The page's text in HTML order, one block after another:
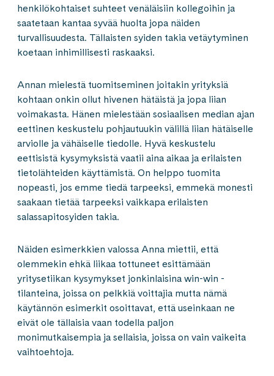
henkilökohtaiset suhteet venäläisiin kollegoihin ja
saatetaan kantaa syvää huolta jopa näiden
turvallisuudesta. Tällaisten syiden takia vetäytyminen
koetaan inhimillisesti raskaaksi.
Annan mielestä tuomitseminen joitakin yrityksiä
kohtaan onkin ollut hivenen hätäistä ja jopa liian
voimakasta. Hänen mielestään sosiaalisen median ajan
eettinen keskustelu pohjautuukin välillä liian hätäiselle
arviolle ja vähäiselle tiedolle. Hyvä keskustelu
eettisistä kysymyksistä vaatii aina aikaa ja erilaisten
tietolähteiden käyttämistä. On helppo tuomita
nopeasti, jos emme tiedä tarpeeksi, emmekä monesti
saakaan tietää tarpeeksi vaikkapa erilaisten
salassapitosyiden takia.
Näiden esimerkkien valossa Anna miettii, että
olemmekin ehkä liikaa tottuneet esittämään
yritysetiikan kysymykset jonkinlaisina win-win -
tilanteina, joissa on pelkkiä voittajia mutta nämä
käytännön esimerkit osoittavat, että useinkaan ne
eivät ole tällaisia vaan todella paljon
monimutkaisempia ja sellaisia, joissa on vain vaikeita
vaihtoehtoja.